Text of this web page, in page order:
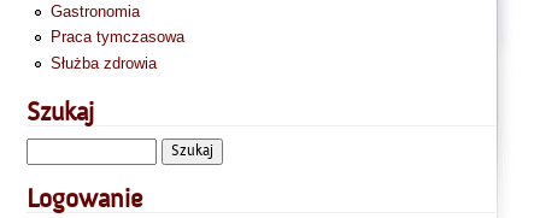
Gastronomia
Praca tymczasowa
Służba zdrowia
Szukaj
Logowanie